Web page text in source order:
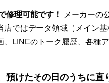
修理可能です！
メーカーの
店ではデータ領域（メイン
、LINEのトーク履歴、各種
預けたその日のうちに直